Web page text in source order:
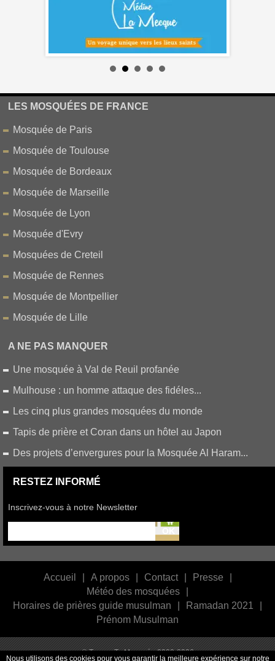
LES MOSQUÉES DE FRANCE
Mosquée de Paris
Mosquée de Toulouse
Mosquée de Bordeaux
Mosquée de Marseille
Mosquée de Lyon
Mosquée d'Evry
Mosquées de Creteil
Mosquée de Rennes
Mosquée de Montpellier
Mosquée de Lille
A NE PAS MANQUER
Une mosquée à Val de Reuil profanée
Mulhouse : un homme attaque des fidéles...
Les cinq plus grandes mosquées du monde
Tapis de prière et Coran dans un hôtel au Japon
Des projets d’envergures pour la Mosquée Al Haram...
RESTEZ INFORMÉ
Inscrivez-vous à notre Newsletter
Accueil A propos Contact Presse
Météo des mosquées
Horaires de prières guide musulman
Ramadan 2021
Prénom Musulman
© Trouve Ta Mosquée 2009-2026
Nous utilisons des cookies pour vous garantir la meilleure expérience sur notre